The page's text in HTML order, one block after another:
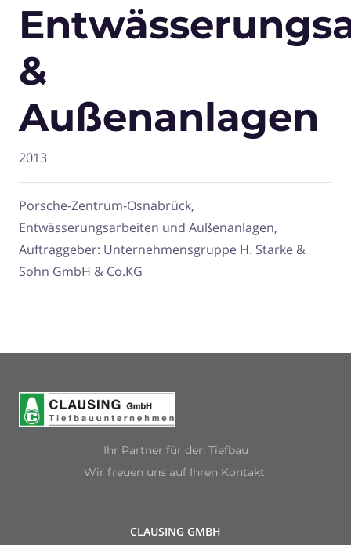
&
Außenanlagen
2013
Porsche-Zentrum-Osnabrück,
Entwässerungsarbeiten und Außenanlagen,
Auftraggeber: Unternehmensgruppe H. Starke &
Sohn GmbH & Co.KG
Ihr Partner für den Tiefbau
Wir freuen uns auf Ihren Kontakt.
CLAUSING GMBH